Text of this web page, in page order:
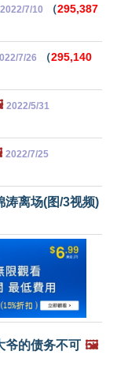
2022/7/10 （295,387
7/26 （295,140
2022/5/31
2022/7/25
涛离场(图/3视频)
爷的债务不可 🖼️